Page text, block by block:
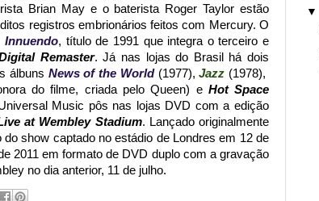
Brian May e o baterista Roger Taylor estão
registros embrionários feitos com Mercury. O
Innuendo, título de 1991 que integra o terceiro e
Remaster. Já nas lojas do Brasil há dois
álbuns News of the World(1977),Jazz (1978),
do filme, criada pelo Queen) e Hot Space
Music pôs nas lojas DVD com a edição
at Wembley Stadium. Lançado originalmente
show captado no estádio de Londres em 12 de
2011 em formato de DVD duplo com a gravação
no dia anterior, 11 de julho.
▼